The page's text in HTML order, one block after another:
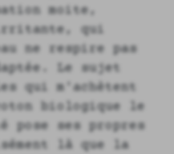
moite,
qui
ne respire pas
Le sujet
qui m'achètent
biologique le
pose ses propres
là que la